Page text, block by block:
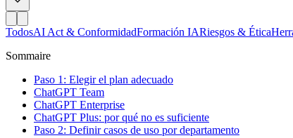
TodosAI Act & ConformidadFormación IARiesgos & Ética
Sommaire
Paso 1: Elegir el plan adecuado
ChatGPT Team
ChatGPT Enterprise
ChatGPT Plus: por qué no es suficiente
Paso 2: Definir casos de uso por departamento